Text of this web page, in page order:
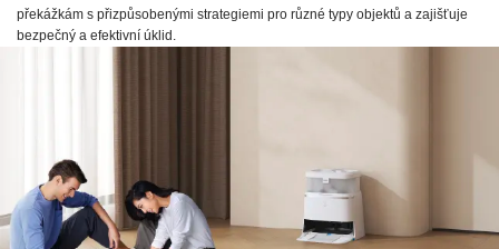
překážkám s přizpůsobenými strategiemi pro různé typy objektů a zajišťuje
bezpečný a efektivní úklid.